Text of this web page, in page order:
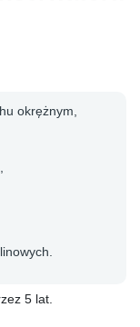
okrężnym,
5 lat.